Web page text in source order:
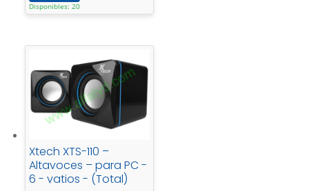
Disponibles: 20
Xtech XTS-110 –
Altavoces – para PC -
6 - vatios - (Total)